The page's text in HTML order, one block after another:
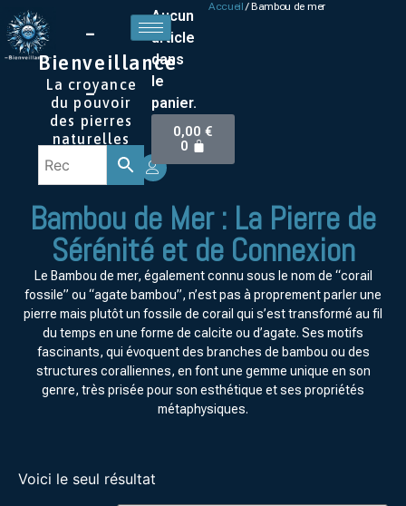
–
Bienveillance
–
La croyance
du pouvoir
des pierres
naturelles
Aucun
article
dans
le
panier.
0,00€
0
Accueil/ Bambou de mer
Bambou de Mer : La Pierre de
Sérénité et de Connexion
Le Bambou de mer, également connu sous le nom de “corail
fossile” ou “agate bambou”, n’est pas à proprement parler une
pierre mais plutôt un fossile de corail qui s’est transformé au fil
du temps en une forme de calcite ou d’agate. Ses motifs
fascinants, qui évoquent des branches de bambou ou des
structures coralliennes, en font une gemme unique en son
genre, très prisée pour son esthétique et ses propriétés
métaphysiques.
Voici le seul résultat